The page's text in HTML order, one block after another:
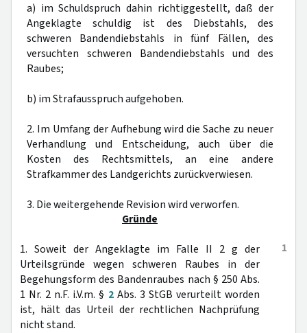
a) im Schuldspruch dahin richtiggestellt, daß der
Angeklagte schuldig ist des Diebstahls, des
schweren Bandendiebstahls in fünf Fällen, des
versuchten schweren Bandendiebstahls und des
Raubes;
b) im Strafausspruch aufgehoben.
2. Im Umfang der Aufhebung wird die Sache zu neuer
Verhandlung und Entscheidung, auch über die
Kosten des Rechtsmittels, an eine andere
Strafkammer des Landgerichts zurückverwiesen.
3. Die weitergehende Revision wird verworfen.
Gründe
1
1. Soweit der Angeklagte im Falle II 2 g der
Urteilsgründe wegen schweren Raubes in der
Begehungsform des Bandenraubes nach § 250 Abs.
1 Nr. 2 n.F. i.V.m. § 2Abs. 3 StGB verurteilt worden
ist, hält das Urteil der rechtlichen Nachprüfung
nicht stand.